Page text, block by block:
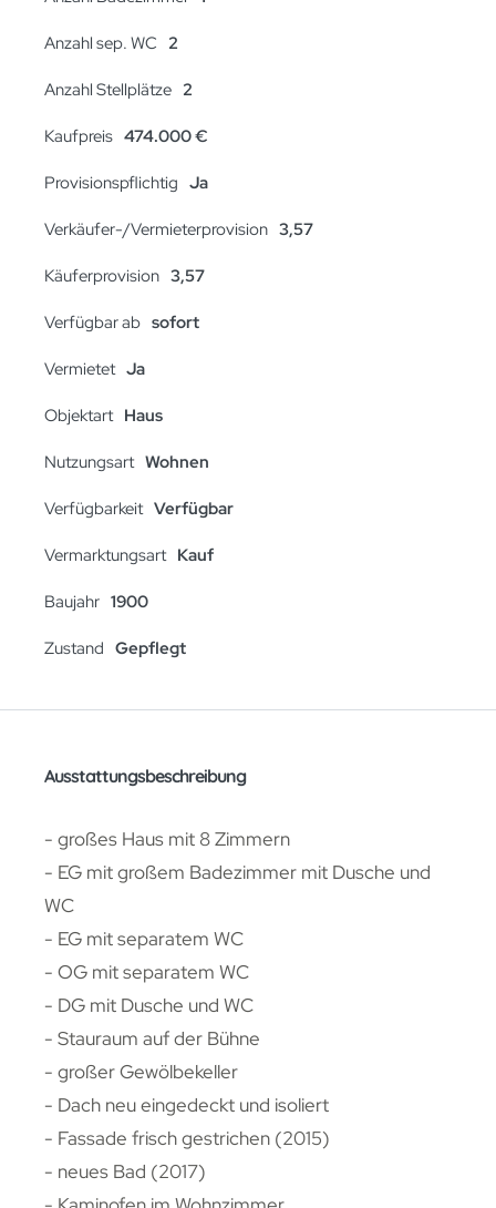
Anzahl sep. WC 2
Anzahl Stellplätze 2
Kaufpreis 474.000 €
Provisionspflichtig Ja
Verkäufer-/Vermieterprovision 3,57
Käuferprovision 3,57
Verfügbar ab sofort
Vermietet Ja
Objektart Haus
Nutzungsart Wohnen
Verfügbarkeit Verfügbar
Vermarktungsart Kauf
Baujahr 1900
Zustand Gepflegt
Ausstattungsbeschreibung
- großes Haus mit 8 Zimmern
- EG mit großem Badezimmer mit Dusche und
WC
- EG mit separatem WC
- OG mit separatem WC
- DG mit Dusche und WC
- Stauraum auf der Bühne
- großer Gewölbekeller
- Dach neu eingedeckt und isoliert
- Fassade frisch gestrichen (2015)
- neues Bad (2017)